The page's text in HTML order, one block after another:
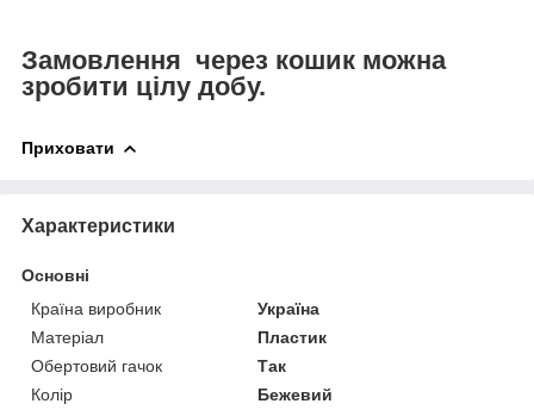
Замовлення через кошик можна
зробити цілу добу.
Приховати
Характеристики
Основні
Країна виробник
Україна
Матеріал
Пластик
Обертовий гачок
Так
Колір
Бежевий